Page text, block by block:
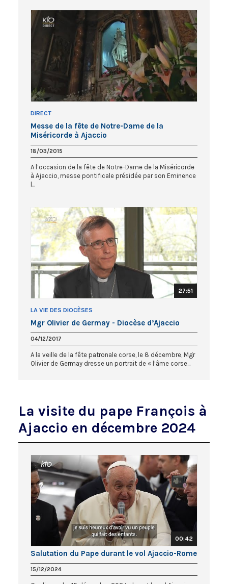
DIRECT
Messe de la fête de Notre-Dame de la
Miséricorde à Ajaccio
18/03/2015
A l’occasion de la fête de Notre-Dame de la Miséricorde
à Ajaccio, messe pontificale présidée par son Eminence
l...
27:51
LA VIE DES DIOCÈSES
Mgr Olivier de Germay - Diocèse d’Ajaccio
04/12/2017
A la veille de la fête patronale corse, le 8 décembre, Mgr
Olivier de Germay dresse un portrait de « l’âme corse...
La visite du pape François à
Ajaccio en décembre 2024
00:42
Salutation du Pape durant le vol Ajaccio-Rome
15/12/2024